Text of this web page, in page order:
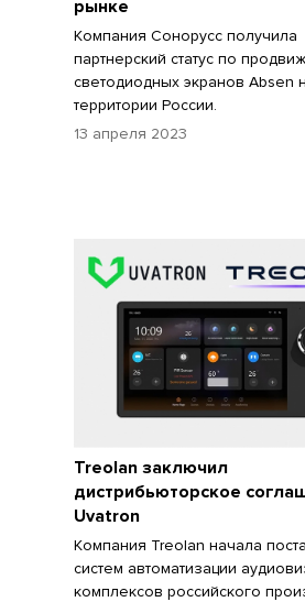
рынке
Компания Сонорусс получила
партнерский статус по
светодиодных экранов Absen
территории России.
13 апреля 2023
Treolan заключил
дистрибьюторское
Uvatron
Компания Treolan начала
систем автоматизации
комплексов российского